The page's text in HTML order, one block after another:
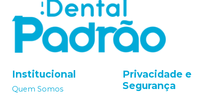
Institucional
Quem Somos
Privacidade e
Segurança